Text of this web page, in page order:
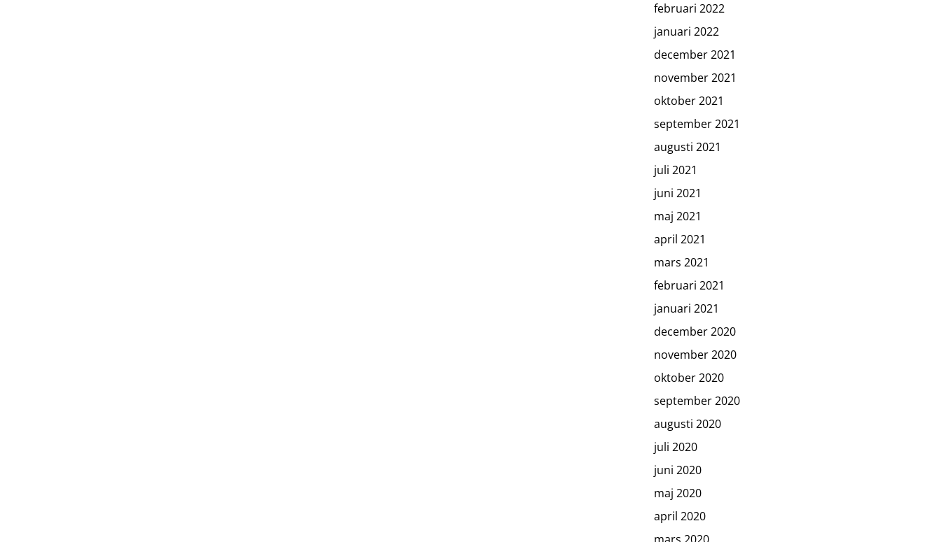
februari 2022
januari 2022
december 2021
november 2021
oktober 2021
september 2021
augusti 2021
juli 2021
juni 2021
maj 2021
april 2021
mars 2021
februari 2021
januari 2021
december 2020
november 2020
oktober 2020
september 2020
augusti 2020
juli 2020
juni 2020
maj 2020
april 2020